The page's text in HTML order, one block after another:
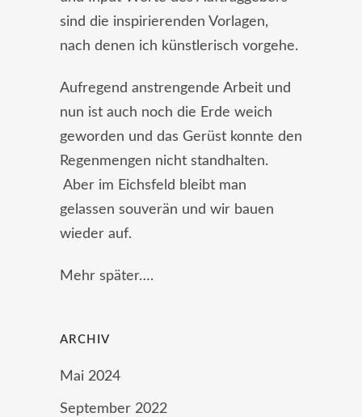
sind die inspirierenden Vorlagen,
nach denen ich künstlerisch vorgehe.
Aufregend anstrengende Arbeit und
nun ist auch noch die Erde weich
geworden und das Gerüst konnte den
Regenmengen nicht standhalten.
Aber im Eichsfeld bleibt man
gelassen souverän und wir bauen
wieder auf.
Mehr später….
ARCHIV
Mai 2024
September 2022